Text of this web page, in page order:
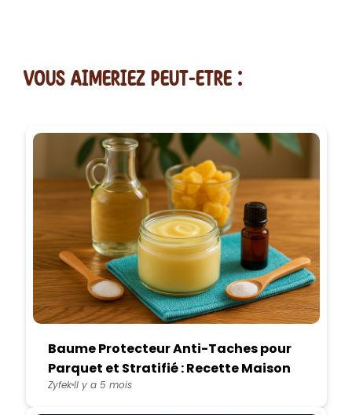
vous AIMERiEZ PEUT-ETRE :
Baume Protecteur Anti-Taches pour
Parquet et Stratifié : Recette Maison
ZyfekIl y a 5 mois